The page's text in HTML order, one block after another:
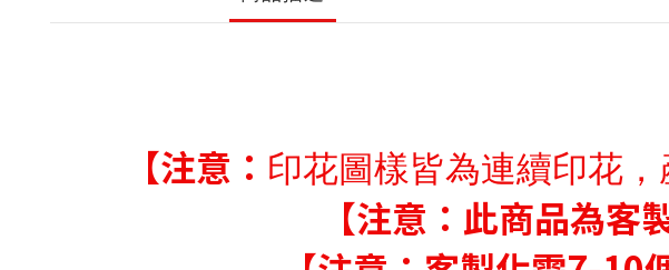
【注意： 印花圖樣皆為連續印花，
【注意：此商品為客